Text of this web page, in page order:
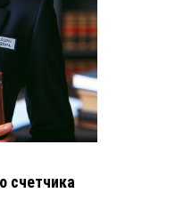
счетчика